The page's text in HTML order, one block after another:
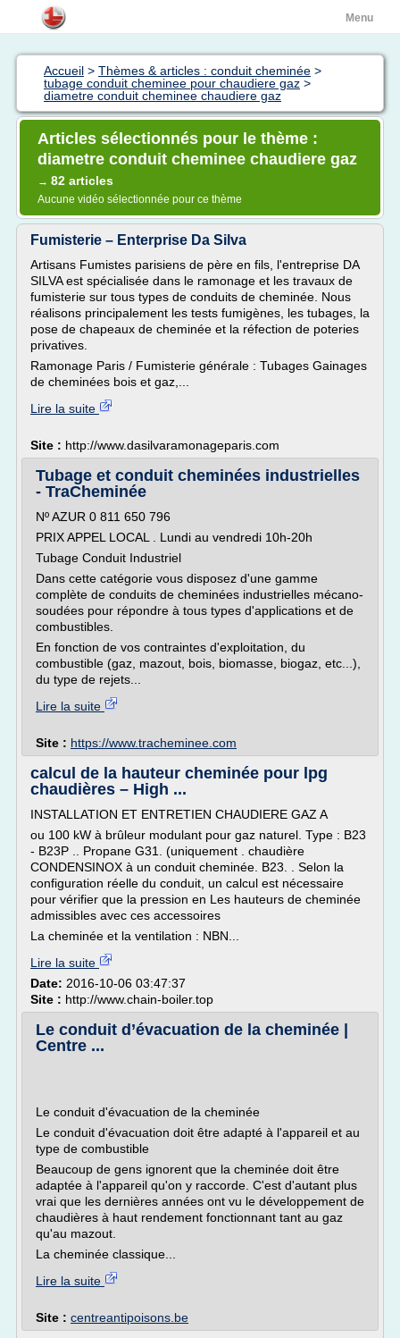
Menu
Accueil > Thèmes & articles : conduit cheminée >
tubage conduit cheminee pour chaudiere gaz >
diametre conduit cheminee chaudiere gaz
Articles sélectionnés pour le thème :
diametre conduit cheminee chaudiere gaz
→ 82 articles
Aucune vidéo sélectionnée pour ce thème
Fumisterie – Enterprise Da Silva
Artisans Fumistes parisiens de père en fils, l'entreprise DA
SILVA est spécialisée dans le ramonage et les travaux de
fumisterie sur tous types de conduits de cheminée. Nous
réalisons principalement les tests fumigènes, les tubages, la
pose de chapeaux de cheminée et la réfection de poteries
privatives.
Ramonage Paris / Fumisterie générale : Tubages Gainages
de cheminées bois et gaz,...
Lire la suite
Site : http://www.dasilvaramonageparis.com
Tubage et conduit cheminées industrielles
- TraCheminée
Nº AZUR 0 811 650 796
PRIX APPEL LOCAL . Lundi au vendredi 10h-20h
Tubage Conduit Industriel
Dans cette catégorie vous disposez d'une gamme
complète de conduits de cheminées industrielles mécano-
soudées pour répondre à tous types d'applications et de
combustibles.
En fonction de vos contraintes d'exploitation, du
combustible (gaz, mazout, bois, biomasse, biogaz, etc...),
du type de rejets...
Lire la suite
Site : https://www.tracheminee.com
calcul de la hauteur cheminée pour lpg
chaudières – High ...
INSTALLATION ET ENTRETIEN CHAUDIERE GAZ A
ou 100 kW à brûleur modulant pour gaz naturel. Type : B23
- B23P .. Propane G31. (uniquement . chaudière
CONDENSINOX à un conduit cheminée. B23. . Selon la
configuration réelle du conduit, un calcul est nécessaire
pour vérifier que la pression en Les hauteurs de cheminée
admissibles avec ces accessoires
La cheminée et la ventilation : NBN...
Lire la suite
Date: 2016-10-06 03:47:37
Site : http://www.chain-boiler.top
Le conduit d’évacuation de la cheminée |
Centre ...
Le conduit d'évacuation de la cheminée
Le conduit d'évacuation doit être adapté à l'appareil et au
type de combustible
Beaucoup de gens ignorent que la cheminée doit être
adaptée à l'appareil qu'on y raccorde. C'est d'autant plus
vrai que les dernières années ont vu le développement de
chaudières à haut rendement fonctionnant tant au gaz
qu'au mazout.
La cheminée classique...
Lire la suite
Site : centreantipoisons.be